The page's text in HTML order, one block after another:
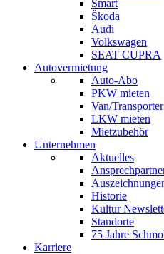
Smart
Škoda
Audi
Volkswagen
SEAT CUPRA
Autovermietung
Auto-Abo
PKW mieten
Van/
LKW mieten
Mietzubehör
Unternehmen
Aktuelles
Historie
Kultur
Standorte
75 Jahre
Karriere